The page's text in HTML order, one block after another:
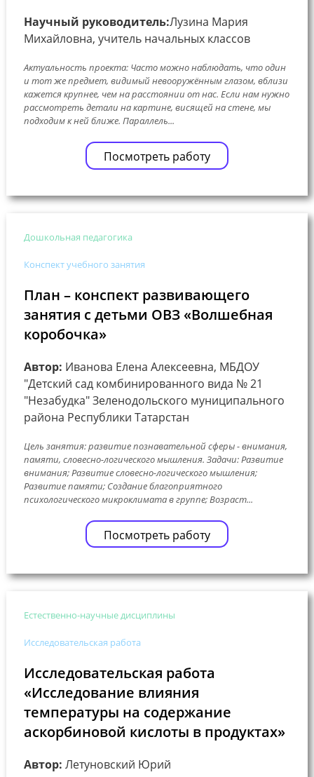
Научный руководитель:Лузина Мария
Михайловна, учитель начальных классов
Актуальность проекта: Часто можно наблюдать, что один
и тот же предмет, видимый невооружённым глазом, вблизи
кажется крупнее, чем на расстоянии от нас. Если нам нужно
рассмотреть детали на картине, висящей на стене, мы
подходим к ней ближе. Параллель...
Посмотреть работу
Дошкольная педагогика
Конспект учебного занятия
План – конспект развивающего
занятия с детьми ОВЗ «Волшебная
коробочка»
Автор: Иванова Елена Алексеевна, МБДОУ
"Детский сад комбинированного вида № 21
"Незабудка" Зеленодольского муниципального
района Республики Татарстан
Цель занятия: развитие познавательной сферы - внимания,
памяти, словесно-логического мышления. Задачи: Развитие
внимания; Развитие словесно-логического мышления;
Развитие памяти; Создание благоприятного
психологического микроклимата в группе; Возраст...
Посмотреть работу
Естественно-научные дисциплины
Исследовательская работа
Исследовательская работа
«Исследование влияния
температуры на содержание
аскорбиновой кислоты в продуктах»
Автор: Летуновский Юрий